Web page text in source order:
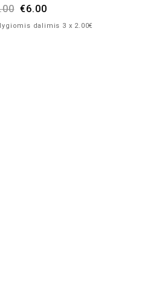
€6.00
dalimis 3 x 2.00€